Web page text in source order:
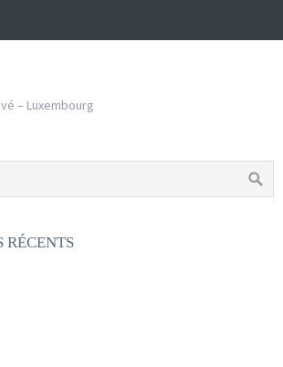
– Luxembourg
RÉCENTS